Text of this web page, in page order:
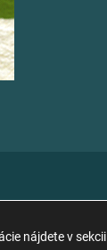
nájdete v sekcii